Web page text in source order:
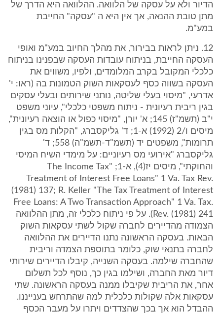
הדיור ולא על עסקה של הלוואה. ההלוואה היא הדרך של
מתן טובת ההנאה, אך אין היא ה "עסקה" החייבת
במע"מ.
12. ניתן לראות בבירור, את מהלך החיוב במע"מ ואופי
העסקה החייבת, בניתוח עובדות העסקה שבפנינו בניתוח
כלכלי המקובל בקרב המלומדים, ולפיו, משווים את
העסקה בשווה כסף לעסקאות השוק הטמונות בה (ראו: י'
אדרעי, "מיסוי בעלי שליטה, נותני שירותים ובעלי עסקים
בגין ריבית רעיונית - ניתוח משפטי כלכלי", עיוני משפט
י"ב (תשמ"ז) 145; א' יורן, "מיסוי כפול או הוצאה רעיונית",
מיסים ו/2 (1992) א-1; ד' גליקסברג, "הקלות מס בגין
תרומות", משפטים יד (תשמ"ד-תשמ"ה) 558; ד'
גליקסברג "אירועי מס רעיוניים: על מימדי השיח המיסי
והחוקתי", מיסים יז(4), א-1; "The Income Tax
Treatment of Interest Free Loans" 1 Va. Tax Rev.
(1981) 137; R. Keller "The Tax Treatment of Interest
Free Loans: A Two Transaction Approach" 1 Va. Tax.
Rev. (1981) 241). על פי ניתוח כלכלי זה, מתן ההלוואה
הצמודה מהדיירים לחברה שקול לשתי עסקאות השוק
הבאות. בעסקה הראשונה נתנו הדיירים את ההלוואה
לחברה בתנאי שוק, כלומר בתוספת הצמדה וריבית
שהחברה שילמה. בעסקה השנייה, קיבלו הדיירים שירותי
דיור מאת החברה, ושילמו בגין כך, נוסף לכל תשלום
אחר, את הריבית שקיבלו ממנה בעסקה הראשונה. שתי
עסקאות אלה שקולות כלכלית למה שהתרחש בענייננו.
ההבדל הוא אך בכך שהצדדים ויתרו על מעבר הכסף